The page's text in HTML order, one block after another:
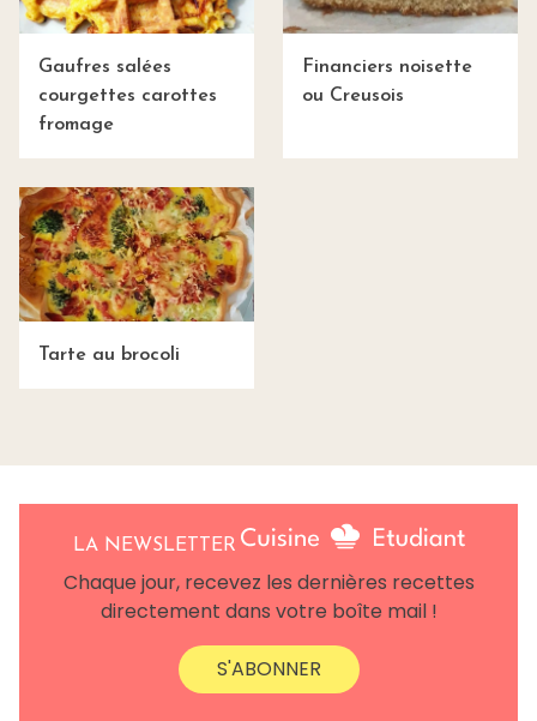
Gaufres salées
courgettes carottes
fromage
Financiers noisette
ou Creusois
Tarte au brocoli
LA NEWSLETTER
Chaque jour, recevez les dernières recettes
directement dans votre boîte mail !
S'ABONNER